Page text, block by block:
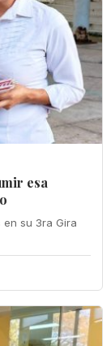
esa
su 3ra Gira